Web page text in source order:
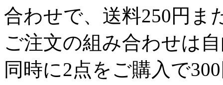
合わせで、送料250円ま
ご注文の組み合わせは
同時に2点をご購入で